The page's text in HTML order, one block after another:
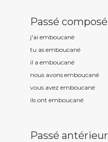
Passé composé
j'ai emboucané
tu as emboucané
il a emboucané
nous avons emboucané
vous avez emboucané
ils ont emboucané
Passé antérieur